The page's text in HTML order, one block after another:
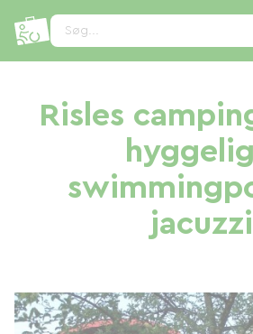
Søg...
Risles
jacuzzi
CCookie-styringspanel